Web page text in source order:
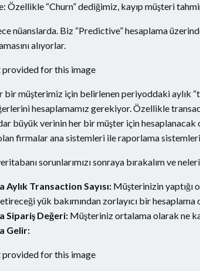
Özellikle “Churn” dediğimiz, kayıp müşteri
nüanslarda. Biz “Predictive” hesaplama
alıyorlar.
müşterimiz için belirlenen periyoddaki aylık
hesaplamamız gerekiyor. Özellikle
büyük verinin her bir müşter için
firmalar ana sistemleri ile raporlama
sorunlarımızı sonraya bırakalım ve
Aylık Transaction Sayısı: Müşterinizin yaptığı
yük bakımından zorlayıcı bir hesaplama
Sipariş Değeri: Müşteriniz ortalama olarak ne
Gelir: